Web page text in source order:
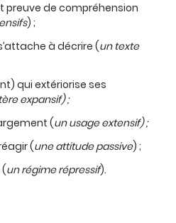
preuve de compréhension
) ;
à décrire (un texte
qui extériorise ses
expansif) ;
(un usage extensif) ;
(une attitude passive) ;
un régime répressif).